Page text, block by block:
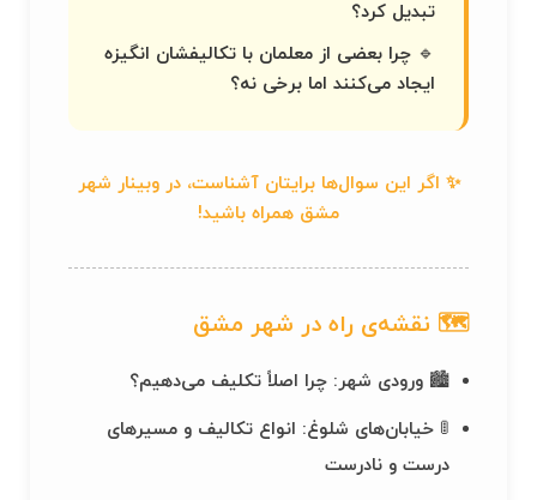
تبدیل کرد؟
🔹 چرا بعضی از معلمان با تکالیفشان انگیزه
ایجاد می‌کنند اما برخی نه؟
✨ اگر این سوال‌ها برایتان آشناست، در وبینار شهر
مشق همراه باشید!
🗺 نقشه‌ی راه در شهر مشق
🏙 ورودی شهر: چرا اصلاً تکلیف می‌دهیم؟
🚦 خیابان‌های شلوغ: انواع تکالیف و مسیرهای
درست و نادرست